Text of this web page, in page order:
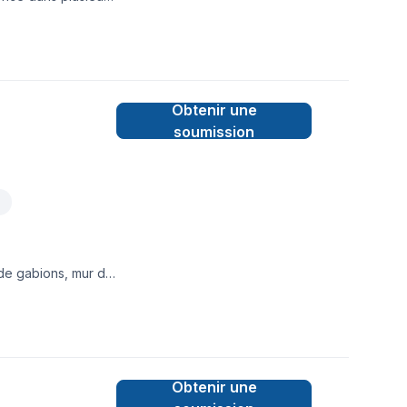
effectués ont
gabions, mur de
Obtenir une
soumission
Obtenir une